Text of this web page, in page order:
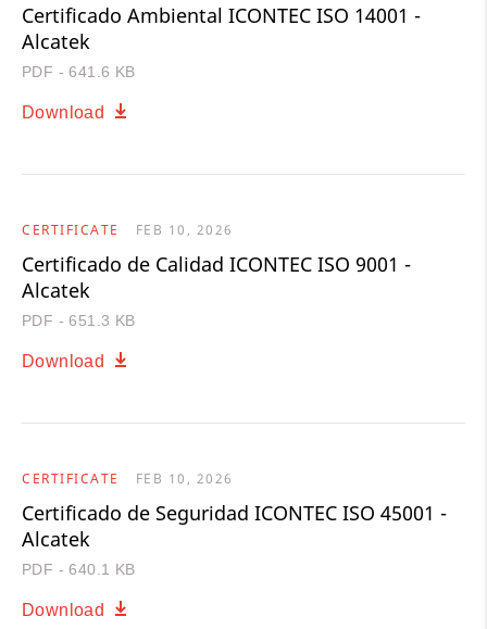
Certificado Ambiental ICONTEC ISO 14001 -
Alcatek
PDF - 641.6 KB
Download
CERTIFICATE FEB 10, 2026
Certificado de Calidad ICONTEC ISO 9001 -
Alcatek
PDF - 651.3 KB
Download
CERTIFICATE FEB 10, 2026
Certificado de Seguridad ICONTEC ISO 45001 -
Alcatek
PDF - 640.1 KB
Download